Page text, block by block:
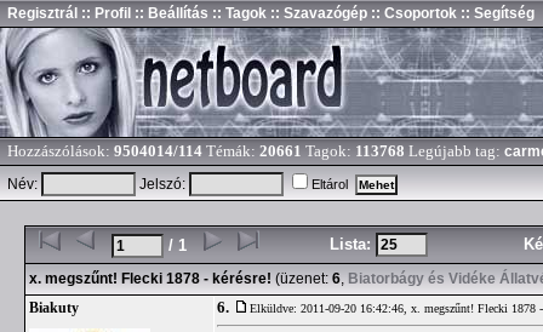
Regisztrál :: Profil :: Beállítás :: Tagok :: Szavazógép :: Csoportok :: Segítség
Hozzászólások: 9504014/114 Témák: 20661 Tagok: 113768 Legújabb tag:
Név:
Jelszó: Eltárol
/ 1 Lista:
x. megszűnt! Flecki 1878 - kérésre! (üzenet: 6, Biatorbágy és Vidéke
Biakuty 6. Elküldve: 2011-09-20 16:42:46, x. megszűnt! Flecki 1878 -